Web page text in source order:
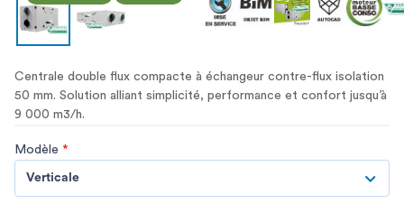
Centrale double flux compacte à échangeur contre-flux isolation
50 mm. Solution alliant simplicité, performance et confort jusqu’à
9 000 m3/h.
Modèle *
Verticale